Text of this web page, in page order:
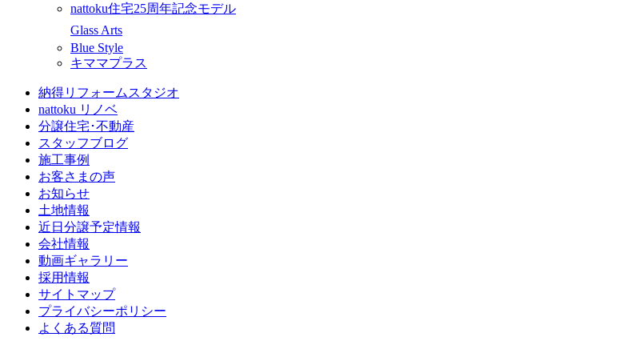
nattoku住宅25周年記念モデル
Glass Arts
Blue Style
キママプラス
納得リフォームスタジオ
nattoku リノベ
分譲住宅･不動産
スタッフブログ
施工事例
お客さまの声
お知らせ
土地情報
近日分譲予定情報
会社情報
動画ギャラリー
採用情報
サイトマップ
プライバシーポリシー
よくある質問